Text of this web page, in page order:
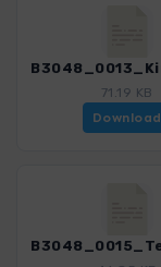
71.19 KB
Download